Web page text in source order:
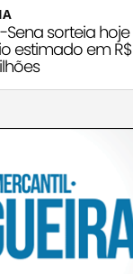
Sena sorteia hoje
estimado em R$